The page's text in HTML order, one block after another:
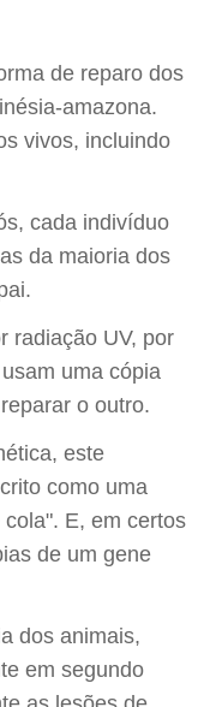
de reparo dos
amazona.
vivos, incluindo
cada indivíduo
da maioria dos
radiação UV, por
uma cópia
o outro.
este
como uma
E, em certos
de um gene
dos animais,
em segundo